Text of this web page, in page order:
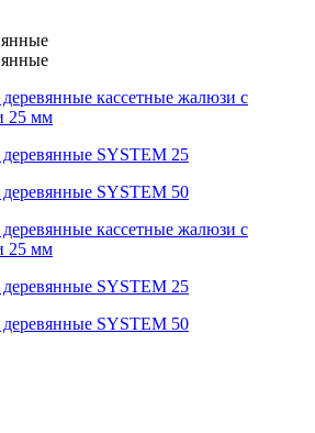
кассетные жалюзи с
25 мм
деревянные SYSTEM 25
деревянные SYSTEM 50
кассетные жалюзи с
25 мм
деревянные SYSTEM 25
деревянные SYSTEM 50